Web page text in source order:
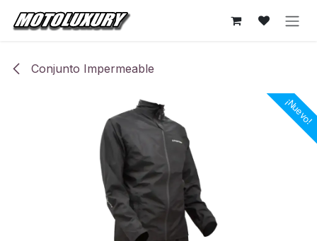
Ir al contenido
Conjunto Impermeable
¡Nuevo!